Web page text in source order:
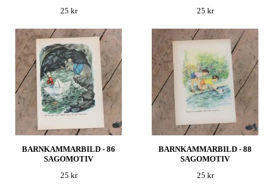
25 kr
25 kr
BARNKAMMARBILD - 86
SAGOMOTIV
25 kr
BARNKAMMARBILD - 88
SAGOMOTIV
25 kr